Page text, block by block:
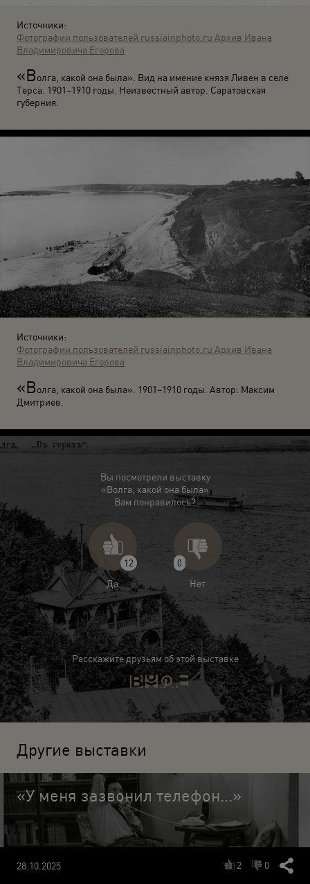
Источники:
Фотографии пользователей russiainphoto.ru Архив Ивана
Владимировича Егорова
«Волга, какой она была». Вид на имение князя Ливен в селе
Терса. 1901–1910 годы. Неизвестный автор. Саратовская
губерния.
Источники:
Фотографии пользователей russiainphoto.ru Архив Ивана
Владимировича Егорова
«Волга, какой она была». 1901–1910 годы. Автор: Максим
Дмитриев.
Вы посмотрели выставку
«Волга, какой она была»
Вам понравилось?
12
Да
0
Нет
Расскажите друзьям об этой выставке
Другие выставки
«У меня зазвонил телефон...»
28.10.2025 2 0